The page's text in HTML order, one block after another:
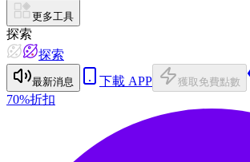
更多工具
探索
探索
最新消息 下載 APP 獲取免費點數
70%折扣